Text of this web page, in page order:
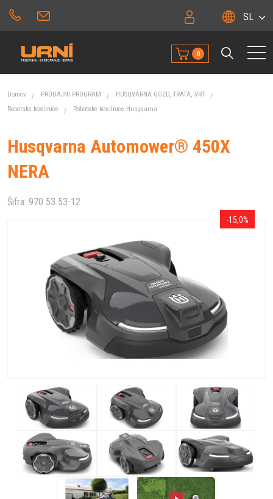
SL
0
Domov PRODAJNI PROGRAM
HUSQVARNA GOZD, TRATA, VRT
Robotske kosilnice
Robotske kosilnice Husqvarna
Husqvarna Automower® 450X
NERA
Šifra: 970 53 53-12
-15,0%